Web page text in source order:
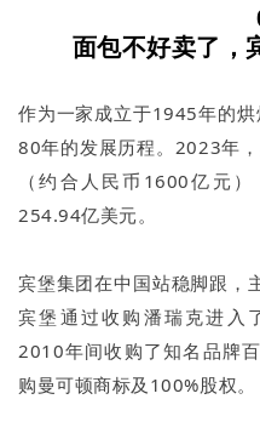
面包不好卖了，
作为一家成立于1945年的
80年的发展历程。2023年
（约合人民币1600亿元
254.94亿美元。
宾堡集团在中国站稳脚跟，
宾堡通过收购潘瑞克进入
2010年间收购了知名品牌
购曼可顿商标及100%股权。